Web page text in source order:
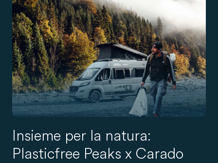
Insieme per la natura:
Plasticfree Peaks x Carado